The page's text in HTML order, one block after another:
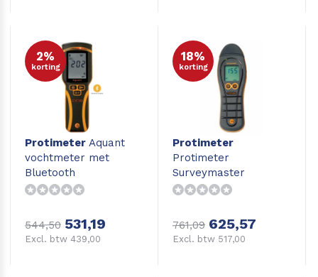
2%
korting
Protimeter Aquant
vochtmeter met
Bluetooth
544,50 531,19
Excl. btw 439,00
18%
korting
Protimeter
Protimeter
Surveymaster
vochtmeter hout,
wanden
761,09 625,57
Excl. btw 517,00